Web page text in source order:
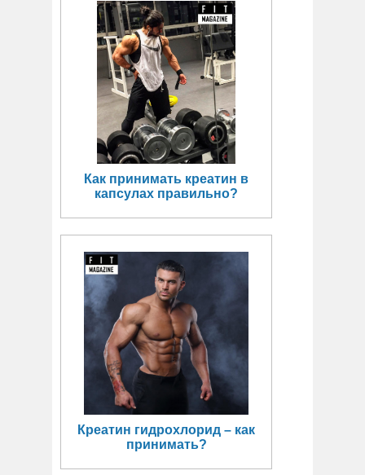
Как принимать креатин в
капсулах правильно?
Креатин гидрохлорид – как
принимать?